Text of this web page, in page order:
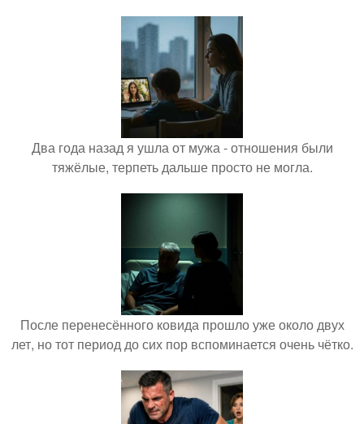
Два года назад я ушла от мужа - отношения были
тяжёлые, терпеть дальше просто не могла.
После перенесённого ковида прошло уже около двух
лет, но тот период до сих пор вспоминается очень чётко.